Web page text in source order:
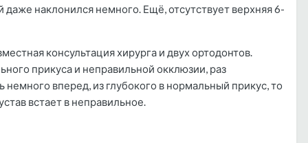
даже наклонился немного. Ещё, отсутствует верхняя 6-
консультация хирурга и двух ортодонтов.
прикуса и неправильной окклюзии, раз
вперед, из глубокого в нормальный прикус, то
встает в неправильное.